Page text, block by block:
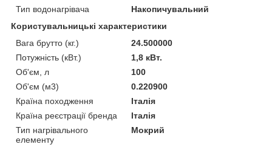
Тип водонагрівача
Накопичувальний
Користувальницькі характеристики
Вага брутто (кг.)
24.500000
Потужність (кВт.)
1,8 кВт.
Об'єм, л
100
Об'єм (м3)
0.220900
Країна походження
Італія
Країна реєстрації бренда
Італія
Тип нагрівального
елементу
Мокрий